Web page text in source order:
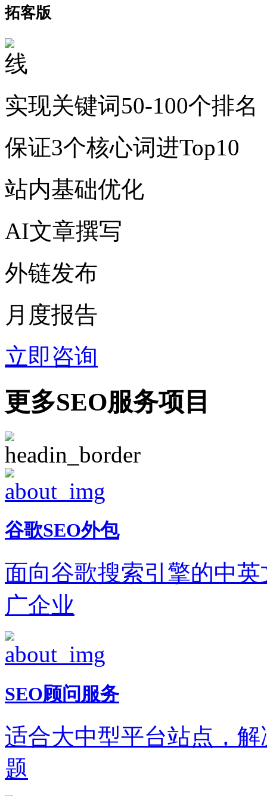
拓客版
实现关键词50-100个排名
保证3个核心词进Top10
站内基础优化
AI文章撰写
外链发布
月度报告
立即咨询
更多SEO服务项目
谷歌SEO外包
面向谷歌搜索引擎的中
广企业
SEO顾问服务
适合大中型平台站点，
题